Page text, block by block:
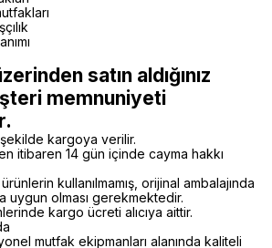
satın aldığınız
memnuniyeti
şekilde kargoya verilir.
itibaren 14 gün içinde cayma hakkı
kullanılmamış, orijinal ambalajında
uygun olması gerekmektedir.
kargo ücreti alıcıya aittir.
mutfak ekipmanları alanında kaliteli